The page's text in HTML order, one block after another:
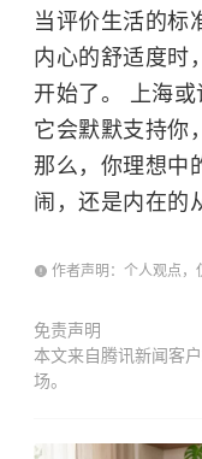
当评价生活的标
内心的舒适度时
开始了。 上海或
它会默默支持你
那么，你理想中
闹，还是内在的
作者声明：个人观点，
免责声明
本文来自腾讯新闻客
场。